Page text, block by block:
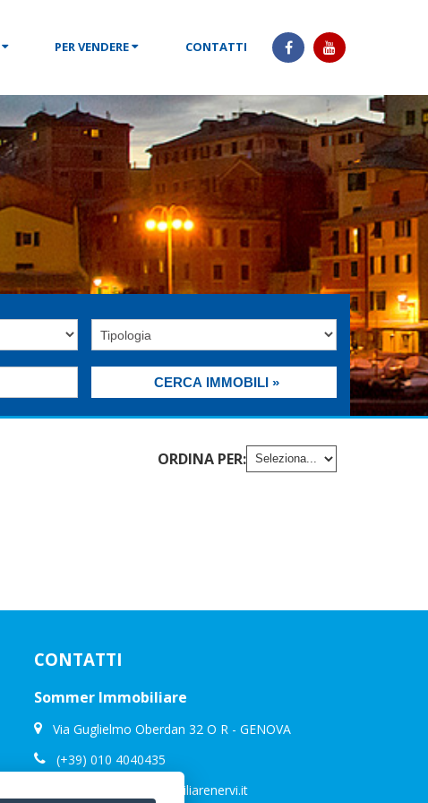
PER VENDERE CONTATTI
ORDINA PER:
CONTATTI
Sommer Immobiliare
Via Guglielmo Oberdan 32 O R - GENOVA
(+39) 010 4040435
info@sommerimmobiliarenervi.it